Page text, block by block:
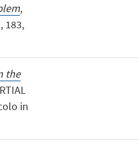
,
183,
the
in